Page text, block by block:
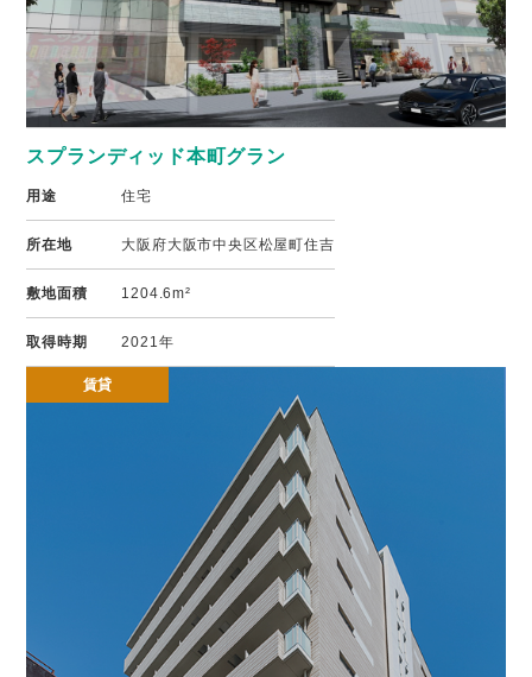
スプランディッド本町グラン
用途 住宅
所在地 大阪府大阪市中央区松屋町住吉
敷地面積 1204.6m²
取得時期 2021年
賃貸